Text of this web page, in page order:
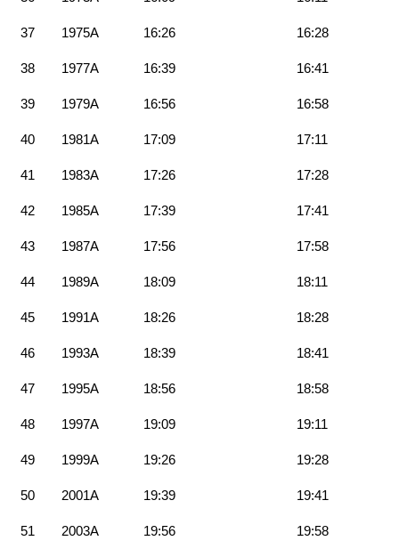
37 1975A 16:26 16:28
38 1977A 16:39 16:41
39 1979A 16:56 16:58
40 1981A 17:09 17:11
41 1983A 17:26 17:28
42 1985A 17:39 17:41
43 1987A 17:56 17:58
44 1989A 18:09 18:11
45 1991A 18:26 18:28
46 1993A 18:39 18:41
47 1995A 18:56 18:58
48 1997A 19:09 19:11
49 1999A 19:26 19:28
50 2001A 19:39 19:41
51 2003A 19:56 19:58